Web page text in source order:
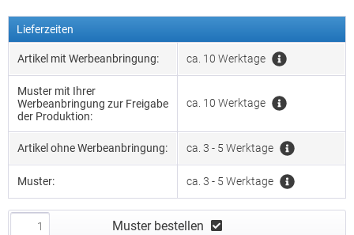
Lieferzeiten
Artikel mit Werbeanbringung: ca. 10 Werktage
Muster mit Ihrer
Werbeanbringung zur Freigabe
der Produktion:
ca. 10 Werktage
Artikel ohne Werbeanbringung: ca. 3 - 5 Werktage
Muster: ca. 3 - 5 Werktage
Muster bestellen